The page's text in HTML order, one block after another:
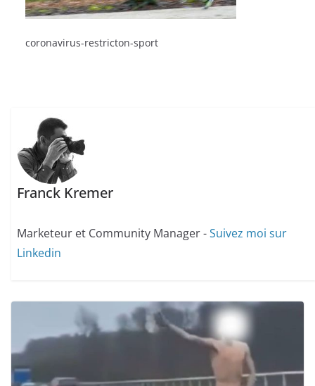
coronavirus-restricton-sport
Franck Kremer
Marketeur et Community Manager -Suivez moi sur
Linkedin